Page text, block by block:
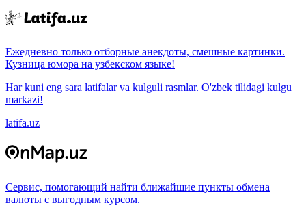
Ежедневно только отборные анекдоты, смешные картинки.
Кузница юмора на узбекском языке!
Har kuni eng sara latifalar va kulguli rasmlar. O'zbek tilidagi kulgu
markazi!
latifa.uz
Сервис, помогающий найти ближайшие пункты обмена
валюты с выгодным курсом.